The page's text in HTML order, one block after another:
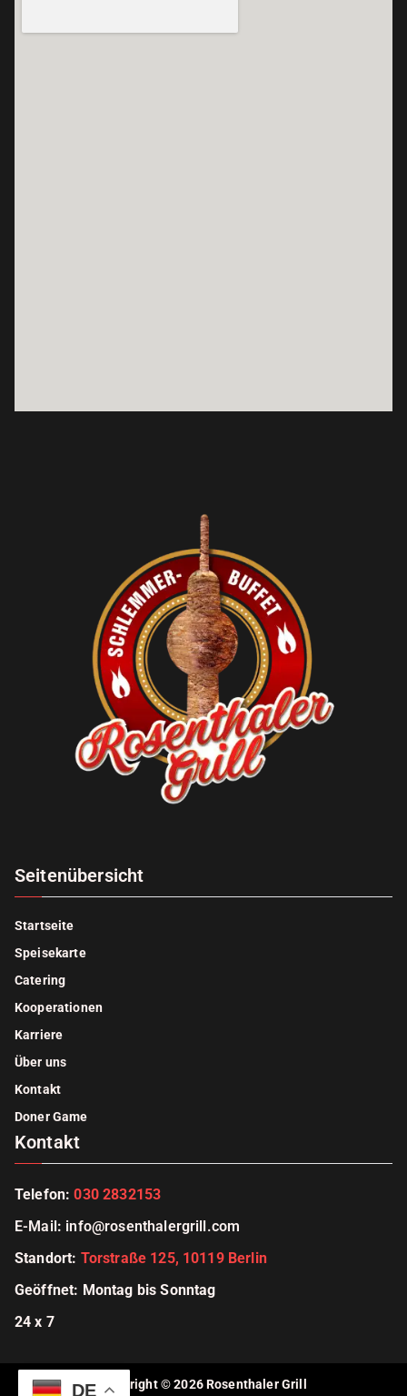
Seitenübersicht
Startseite
Speisekarte
Catering
Kooperationen
Karriere
Über uns
Kontakt
Doner Game
Kontakt
Telefon:030 2832153
E-Mail: info@rosenthalergrill.com
Standort: Torstraße 125, 10119 Berlin
Geöffnet: Montag bis Sonntag
24 x 7
Copyright © 2026Rosenthaler Grill
DE